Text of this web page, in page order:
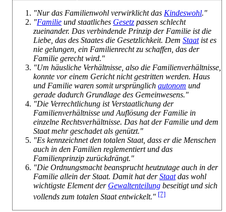
"Nur das Familienwohl verwirklicht das Kindeswohl."
"Familie und staatliches Gesetz passen schlecht
zueinander. Das verbindende Prinzip der Familie ist die
Liebe, das des Staates die Gesetzlichkeit. Dem Staatist es
nie gelungen, ein Familienrecht zu schaffen, das der
Familie gerecht wird."
"Um häusliche Verhältnisse, also die Familienverhältnisse,
konnte vor einem Gericht nicht gestritten werden. Haus
und Familie waren somit ursprünglich autonom und
gerade dadurch Grundlage des Gemeinwesens."
"Die Verrechtlichung ist Verstaatlichung der
Familienverhältnisse und Auflösung der Familie in
einzelne Rechts­verhältnisse. Das hat der Familie und dem
Staat mehr geschadet als genützt."
"Es kennzeichnet den totalen Staat, dass er die Menschen
auch in den Familien reglementiert und das
Familienprinzip zurückdrängt."
"Die Ordnungsmacht beansprucht heutzutage auch in der
Familie allein der Staat. Damit hat derStaatdas wohl
wichtigste Element der Gewaltenteilung beseitigt und sich
vollends zum totalen Staat entwickelt." [7]